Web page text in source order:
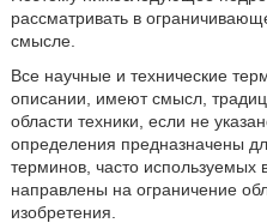
рассматривать в
смысле.
Все научные и технические
описании, имеют смысл,
области техники, если не
определения предназначены
терминов, часто
направлены на ограничение
изобретения.